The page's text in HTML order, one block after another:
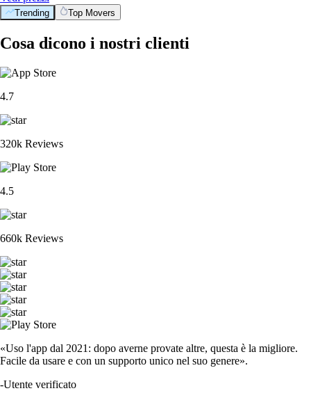
Trending Top Movers
Cosa dicono i nostri clienti
4.7
320k Reviews
4.5
660k Reviews
«Uso l'app dal 2021: dopo averne provate altre, questa è la migliore.
Facile da usare e con un supporto unico nel suo genere».
-Utente verificato